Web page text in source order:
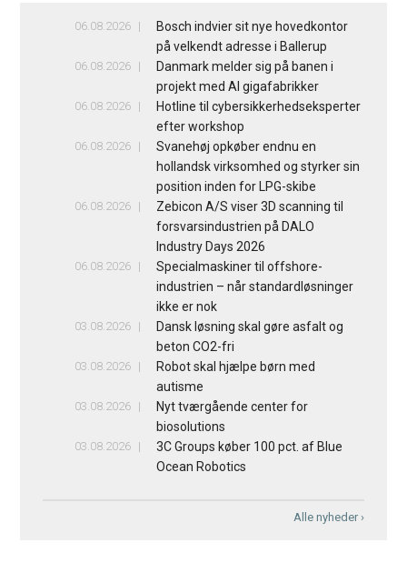
06.08.2026
Bosch indvier sit nye hovedkontor
på velkendt adresse i Ballerup
06.08.2026
Danmark melder sig på banen i
projekt med AI gigafabrikker
06.08.2026
Hotline til cybersikkerhedseksperter
efter workshop
06.08.2026
Svanehøj opkøber endnu en
hollandsk virksomhed og styrker sin
position inden for LPG-skibe
06.08.2026
Zebicon A/S viser 3D scanning til
forsvarsindustrien på DALO
Industry Days 2026
06.08.2026
Specialmaskiner til offshore-
industrien – når standardløsninger
ikke er nok
03.08.2026
Dansk løsning skal gøre asfalt og
beton CO2-fri
03.08.2026
Robot skal hjælpe børn med
autisme
03.08.2026
Nyt tværgående center for
biosolutions
03.08.2026
3C Groups køber 100 pct. af Blue
Ocean Robotics
Alle nyheder ›